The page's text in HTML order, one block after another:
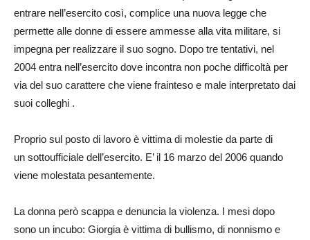
entrare nell’esercito così, complice una nuova legge che
permette alle donne di essere ammesse alla vita militare, si
impegna per realizzare il suo sogno. Dopo tre tentativi, nel
2004 entra nell’esercito dove incontra non poche difficoltà per
via del suo carattere che viene frainteso e male interpretato dai
suoi colleghi .
Proprio sul posto di lavoro è vittima di molestie da parte di
un sottoufficiale dell’esercito. E’ il 16 marzo del 2006 quando
viene molestata pesantemente.
La donna però scappa e denuncia la violenza. I mesi dopo
sono un incubo: Giorgia è vittima di bullismo, di nonnismo e